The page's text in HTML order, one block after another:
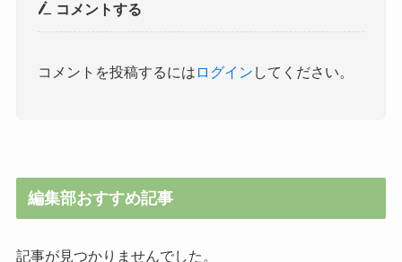
コメントする
コメントを投稿するには ログイン してください。
編集部おすすめ記事
記事が見つかりませんでした。